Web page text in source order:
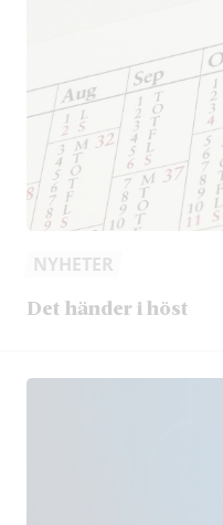
NYHETER
Det händer i höst